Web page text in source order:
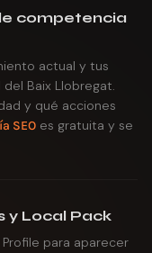
competencia
actual y tus
Baix Llobregat.
y qué acciones
SEO es gratuita y se
y Local Pack
para aparecer